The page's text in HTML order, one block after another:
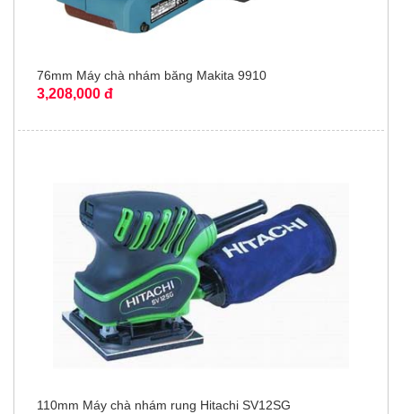
76mm Máy chà nhám băng Makita 9910
3,208,000 đ
110mm Máy chà nhám rung Hitachi SV12SG